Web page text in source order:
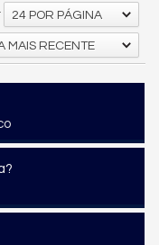
24 POR PÁGINA
MAIS RECENTE